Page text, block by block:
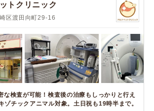
トクリニック
区渡田向町29-16
な検査が可能！検査後の治療もしっかりと行え
ゾチックアニマル対象。土日祝も19時半まで。